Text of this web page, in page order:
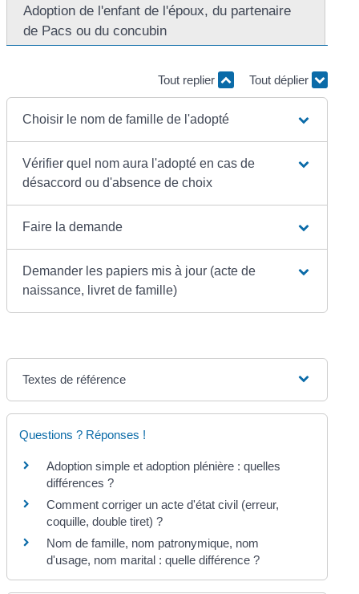
Adoption de l'enfant de l'époux, du partenaire
de Pacs ou du concubin
Tout replier Tout déplier
Choisir le nom de famille de l'adopté
Vérifier quel nom aura l'adopté en cas de
désaccord ou d'absence de choix
Faire la demande
Demander les papiers mis à jour (acte de
naissance, livret de famille)
Textes de référence
Questions ? Réponses !
Adoption simple et adoption plénière : quelles
différences ?
Comment corriger un acte d'état civil (erreur,
coquille, double tiret) ?
Nom de famille, nom patronymique, nom
d'usage, nom marital : quelle différence ?